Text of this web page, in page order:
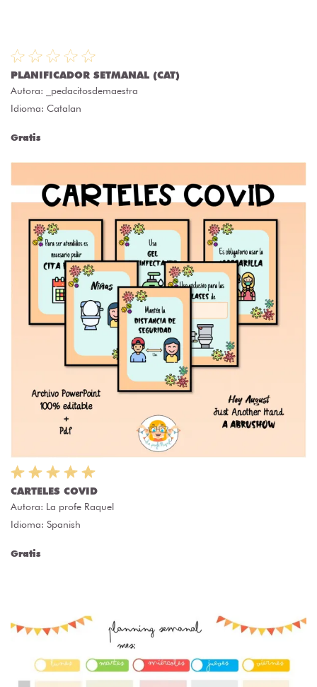
PLANIFICADOR SETMANAL (CAT)
Autora:
_pedacitosdemaestra
Idioma: Catalan
Gratis
CARTELES COVID
Autora: La profe Raquel
Idioma: Spanish
Gratis